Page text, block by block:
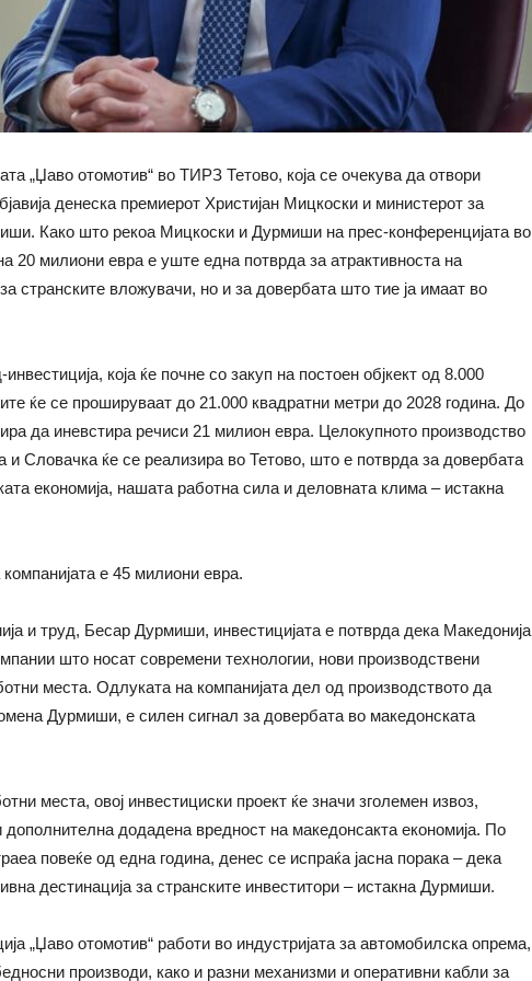
„Џаво отомотив“ во ТИРЗ Тетово, која се очекува да отвори
денеска премиерот Христијан Мицкоски и министерот за
Како што рекоа Мицкоски и Дурмиши на прес-конференцијата во
20 милиони евра е уште една потврда за атрактивноста на
странските вложувачи, но и за довербата што тие ја имаат во
која ќе почне со закуп на постоен објкект од 8.000
ќе се прошируваат до 21.000 квадратни метри до 2028 година. До
да иневстира речиси 21 милион евра. Целокупното производство
и Словачка ќе се реализира во Тетово, што е потврда за довербата
економија, нашата работна сила и деловната клима – истакна
е 45 милиони евра.
и труд, Бесар Дурмиши, инвестицијата е потврда дека Македонија
што носат современи технологии, нови производствени
места. Одлуката на компанијата дел од производството да
Дурмиши, е силен сигнал за довербата во македонската
места, овој инвестициски проект ќе значи зголемен извоз,
додадена вредност на македонсакта економија. По
повеќе од една година, денес се испраќа јасна порака – дека
дестинација за странските инвеститори – истакна Дурмиши.
„Џаво отомотив“ работи во индустријата за автомобилска опрема,
производи, како и разни механизми и оперативни кабли за